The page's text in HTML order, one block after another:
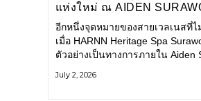
แห่งใหม่ ณ AIDEN
BANGKOK
อีกหนึ่งจุดหมายของสายเวลเนสที่
เมื่อ HARNN Heritage Spa
ตัวอย่างเป็นทางการภายใน Aiden
ของเมืองใหญ่ มาสัมผัสประสบการ
July 2, 2026